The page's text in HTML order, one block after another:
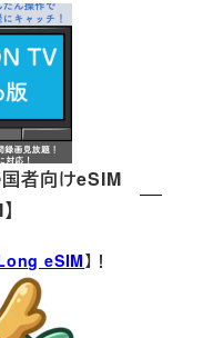
国者向けeSIM
eSIM】！